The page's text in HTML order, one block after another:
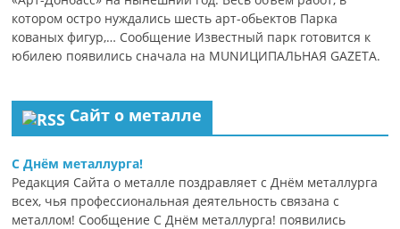
котором остро нуждались шесть арт-обьектов Парка
кованых фигур,… Сообщение Известный парк готовится к
юбилею появились сначала на MUNИЦИПАЛЬНАЯ GAZЕТА.
Сайт о металле
С Днём металлурга!
Редакция Сайта о металле поздравляет с Днём металлурга
всех, чья профессиональная деятельность связана с
металлом! Сообщение С Днём металлурга! появились